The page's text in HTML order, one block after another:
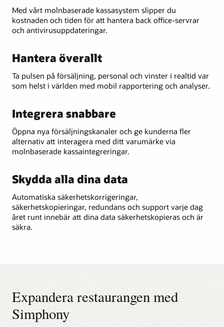
Med vårt molnbaserade kassasystem slipper du
kostnaden och tiden för att hantera back office-servrar
och antivirusuppdateringar.
Hantera överallt
Ta pulsen på försäljning, personal och vinster i realtid var
som helst i världen med mobil rapportering och analyser.
Integrera snabbare
Öppna nya försäljningskanaler och ge kunderna fler
alternativ att interagera med ditt varumärke via
molnbaserade kassaintegreringar.
Skydda alla dina data
Automatiska säkerhetskorrigeringar,
säkerhetskopieringar, redundans och support varje dag
året runt innebär att dina data säkerhetskopieras och är
säkra.
Expandera restaurangen med
Simphony